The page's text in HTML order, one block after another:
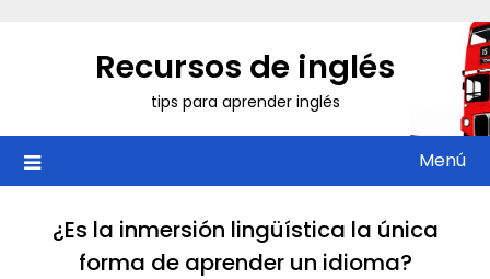
Recursos de inglés
tips para aprender inglés
Menú
¿Es la inmersión lingüística la única
forma de aprender un idioma?